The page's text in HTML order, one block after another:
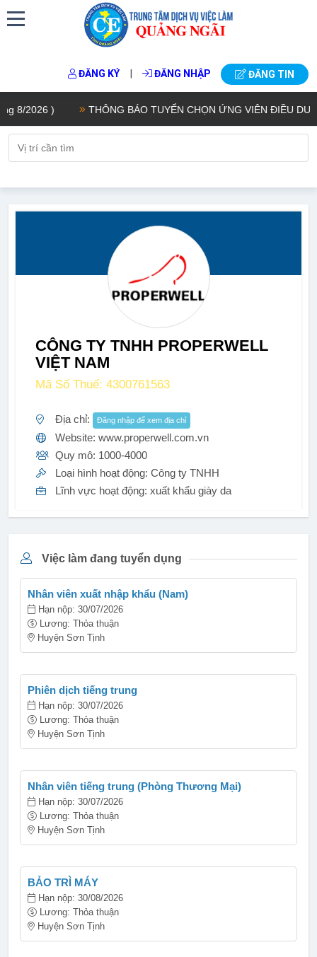
ĐĂNG KÝ | ĐĂNG NHẬP ĐĂNG TIN
8/2026 ) THÔNG BÁO TUYỂN CHỌN ỨNG VIÊN ĐIỀU
CÔNG TY TNHH PROPERWELL
VIỆT NAM
Mã Số Thuế: 4300761563
Địa chỉ: Đăng nhập để xem địa chỉ
Website: www.properwell.com.vn
Quy mô: 1000-4000
Loại hình hoạt động: Công ty TNHH
Lĩnh vực hoạt động: xuất khẩu giày da
Việc làm đang tuyển dụng
Nhân viên xuất nhập khẩu (Nam)
Hạn nộp: 30/07/2026
Lương: Thỏa thuận
Huyện Sơn Tịnh
Phiên dịch tiếng trung
Hạn nộp: 30/07/2026
Lương: Thỏa thuận
Huyện Sơn Tịnh
Nhân viên tiếng trung (Phòng Thương Mại)
Hạn nộp: 30/07/2026
Lương: Thỏa thuận
Huyện Sơn Tịnh
BẢO TRÌ MÁY
Hạn nộp: 30/08/2026
Lương: Thỏa thuận
Huyện Sơn Tịnh